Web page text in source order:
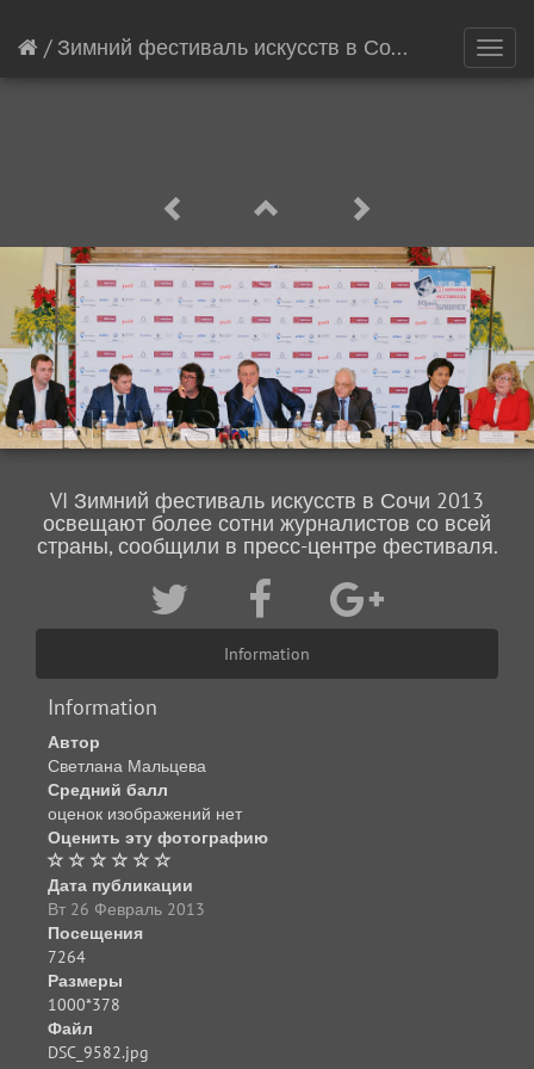
/ Зимний фестиваль искусств в Сочи 2013
VI Зимний фестиваль искусств в Сочи 2013
освещают более сотни журналистов со всей
страны, сообщили в пресс-центре фестиваля.
Information
Information
Автор
Светлана Мальцева
Средний балл
оценок изображений нет
Оценить эту фотографию
Дата публикации
Вт 26 Февраль 2013
Посещения
7264
Размеры
1000*378
Файл
DSC_9582.jpg